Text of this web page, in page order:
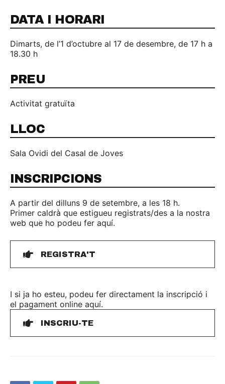
DATA I HORARI
Dimarts, de l’1 d’octubre al 17 de desembre, de 17 h a
18.30 h
PREU
Activitat gratuïta
LLOC
Sala Ovidi del Casal de Joves
INSCRIPCIONS
A partir del dilluns 9 de setembre, a les 18 h.
Primer caldrà que estigueu registrats/des a la nostra
web que ho podeu fer aquí.
REGISTRA'T
I si ja ho esteu, podeu fer directament la inscripció i
el pagament online aquí.
INSCRIU-TE